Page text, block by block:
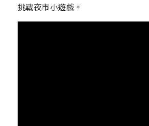
挑戰夜市小遊戲。